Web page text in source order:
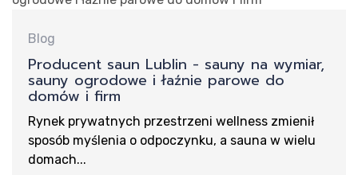
Blog
Producent saun Lublin - sauny na wymiar,
sauny ogrodowe i łaźnie parowe do
domów i firm
Rynek prywatnych przestrzeni wellness zmienił
sposób myślenia o odpoczynku, a sauna w wielu
domach...